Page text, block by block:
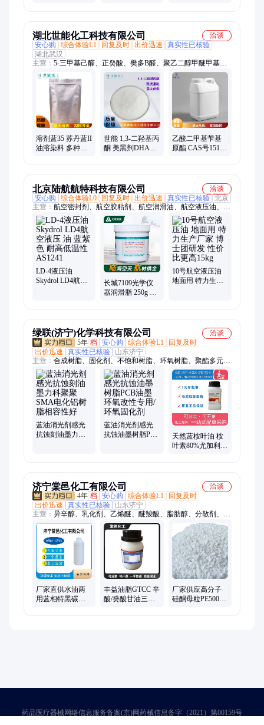
湖北世能化工科技有限公司
洽谈
安心购
综合体验L1 回复及时 出价迅速
真实性已核验
湖北武汉
主营： 5-三甲基己醛、正癸酸、樊多B醛、聚乙二醇甲醚甲基丙
烯酸酯、山梨醇缩水甘油醚、聚苯胺、磷脂酸铵盐、谷胱甘肽、
二氧化钒、三羟甲基氨基甲烷盐酸盐、3二羟基萘、二苯酮、庚
酰氯、菲尼酮、茶香醇、苹果酸、菠萝醚
溶剂蓝35 苏丹蓝II
油溶染料 多种树
世能 1,3-二羟基丙
酮 美黑剂DHA
乙酸二甲基苄基
原酯 CAS号151-
北京陆航航特科技有限公司
洽谈
安心购
综合体验L0 回复及时 出价迅速 真实性已核验 北京
主营： 航空密封剂、航空胶粘剂、航空润滑油、航空液压油、航
空润滑脂、航空冷却液、航空清洗剂、飞马2号润滑油、2号防护
油、j-133胶粘剂、10号航空液压油、15号航空液压油、65号冷却
液、中石化系列润滑油脂、中石油系列润滑油脂
LD-4液压油
Skydrol LD4航空
长城7109光学仪
器润滑脂 250g 高
10号航空液压油
地面用 特力生产
绿联(济宁)化学科技有限公司
洽谈
5年 档 安心购 综合体验L1
回复及时
出价迅速
真实性已核验
山东济宁
主营： 合成树脂、固化剂、不饱和树脂、环氧树脂、聚酯多元
醇、酚醛树脂、医药中间体
蓝油消光剂感光
抗蚀刻油墨力科
蓝油消光剂感光
抗蚀油墨树脂PCB
天然蓝桉叶油 桉
叶素80%尤加利精
济宁棠邑化工有限公司
洽谈
4年 档 安心购 综合体验L1
回复及时
出价迅速
真实性已核验
山东济宁
主营： 异辛醇、乳化剂、乙烯醚、醚羧酸、脂肪醇、分散剂、染
色助剂、聚乙二醇、异构醇醚、泊洛沙姆、椰油酰胺、基羟乙
基、烷基糖苷、特辛基酚、聚氧乙烯、嵌段聚醚、单油酸酯、异
构十三醇、丙烯磺酸钠、氢化蓖麻油、丙烯酰胺基、醇醚葡糖
苷、低泡渗透剂、甲酯乙氧基、癸基葡糖苷
厂家直供水油两
用蓝相特黑碳黑
丰益油脂GTCC 辛
酸/癸酸甘油三酯
厂家供应高分子
硅酮母粒PE500SR
药品医疗器械网络信息服务备案(京)网药械信息备字（2021）第00159号